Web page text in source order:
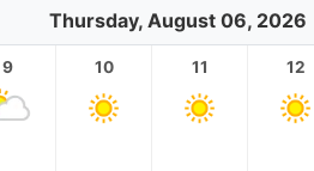
Thursday, August 06, 2026
9 10 11 12